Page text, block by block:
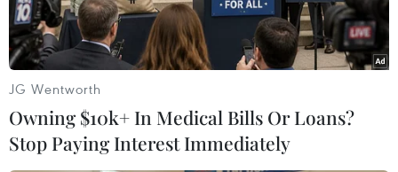
Bên kia bờ ĐạiTây Dương, chứng khoán châu
Âu cùng ngày tăng giảm trái chiều và đóng cửa
phiên14/3, chỉ số FTSE 100 của Luân Đôn giảm
0,18% xuống 5.945,433 điểm; DAX 30 củaĐức
tăng 1,19% lên 7.079,42 điểm, và CAC-40 của
Pari tăng 0,40% lên 3.564,51điểm./.
JG Wentworth
Owning $10k+ In Medical Bills Or Loans?
Stop Paying Interest Immediately